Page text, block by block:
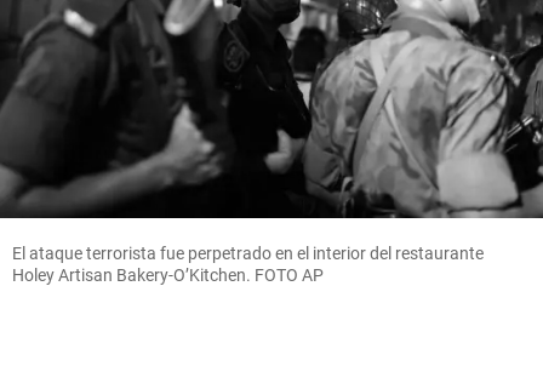
El ataque terrorista fue perpetrado en el interior del restaurante
Holey Artisan Bakery-O’Kitchen. FOTO AP